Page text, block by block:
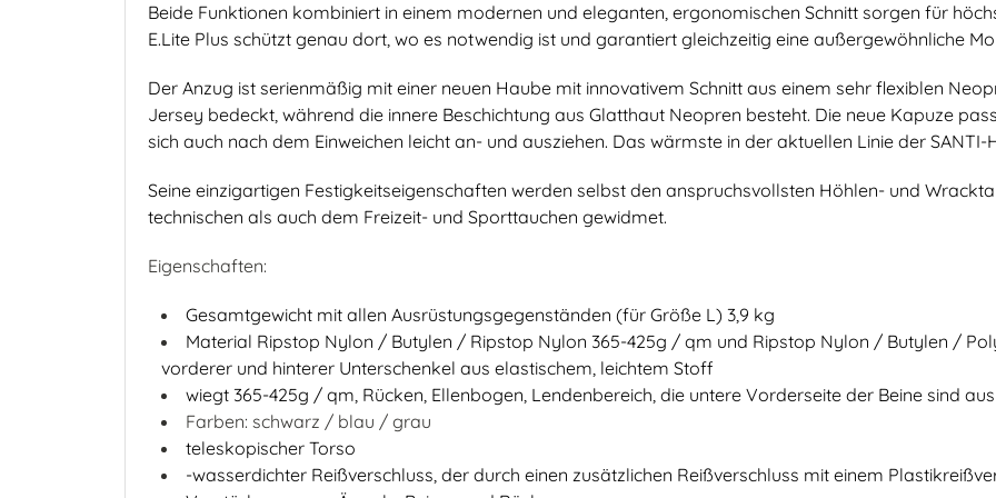
Beide Funktionen kombiniert in einem modernen und eleganten, ergonomischen Schnitt sorgen für
E.Lite Plus schützt genau dort, wo es notwendig ist und garantiert gleichzeitig eine außergewöhnliche
Der Anzug ist serienmäßig mit einer neuen Haube mit innovativem Schnitt aus einem sehr flexiblen
Jersey bedeckt, während die innere Beschichtung aus Glatthaut Neopren besteht. Die neue Kapuze
sich auch nach dem Einweichen leicht an- und ausziehen. Das wärmste in der aktuellen Linie der SANTI-
Seine einzigartigen Festigkeitseigenschaften werden selbst den anspruchsvollsten Höhlen- und
technischen als auch dem Freizeit- und Sporttauchen gewidmet.
Eigenschaften:
Gesamtgewicht mit allen Ausrüstungsgegenständen (für Größe L) 3,9 kg
Material Ripstop Nylon / Butylen / Ripstop Nylon 365-425g / qm und Ripstop Nylon / Butylen /
vorderer und hinterer Unterschenkel aus elastischem, leichtem Stoff
wiegt 365-425g / qm, Rücken, Ellenbogen, Lendenbereich, die untere Vorderseite der Beine sind
Farben: schwarz / blau / grau
teleskopischer Torso
-wasserdichter Reißverschluss, der durch einen zusätzlichen Reißverschluss mit einem